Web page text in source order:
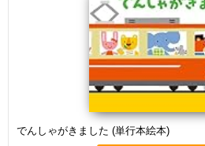
でんしゃがきました (単行本絵本)